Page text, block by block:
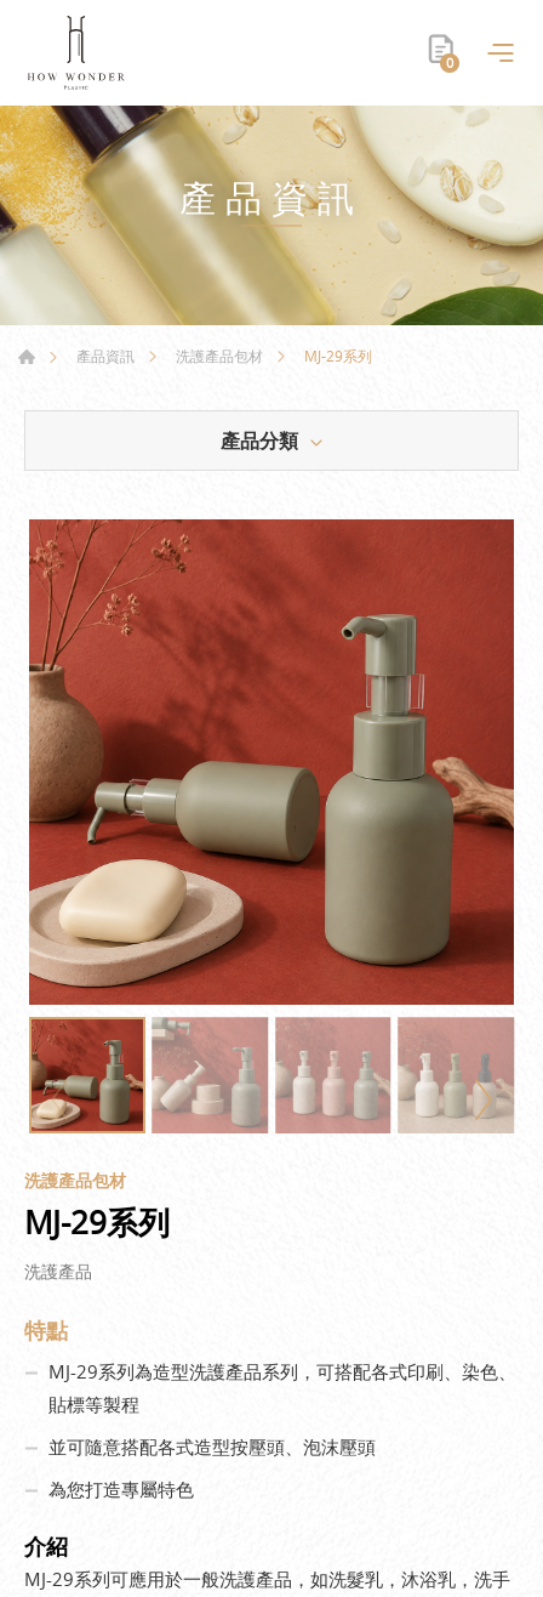
0
產品資訊
產品資訊 洗護產品包材 MJ-29系列
產品分類
洗護產品包材
MJ-29系列
洗護產品
特點
MJ-29系列為造型洗護產品系列，可搭配各式印刷、染色、
貼標等製程
並可隨意搭配各式造型按壓頭、泡沫壓頭
為您打造專屬特色
介紹
MJ-29系列可應用於一般洗護產品，如洗髮乳，沐浴乳，洗手